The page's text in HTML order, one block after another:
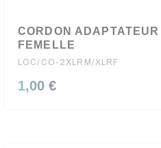
CORDON
FEMELLE
LOC/CO-2XLRM/XLRF
1,00 €